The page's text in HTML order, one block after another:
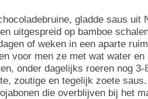
gladde saus uit
uitgespreid op bamboe
of weken in een aparte
voor men ze met wat water
onder dagelijks roeren nog
zoutige en tegelijk zoete
die overblijven bij het